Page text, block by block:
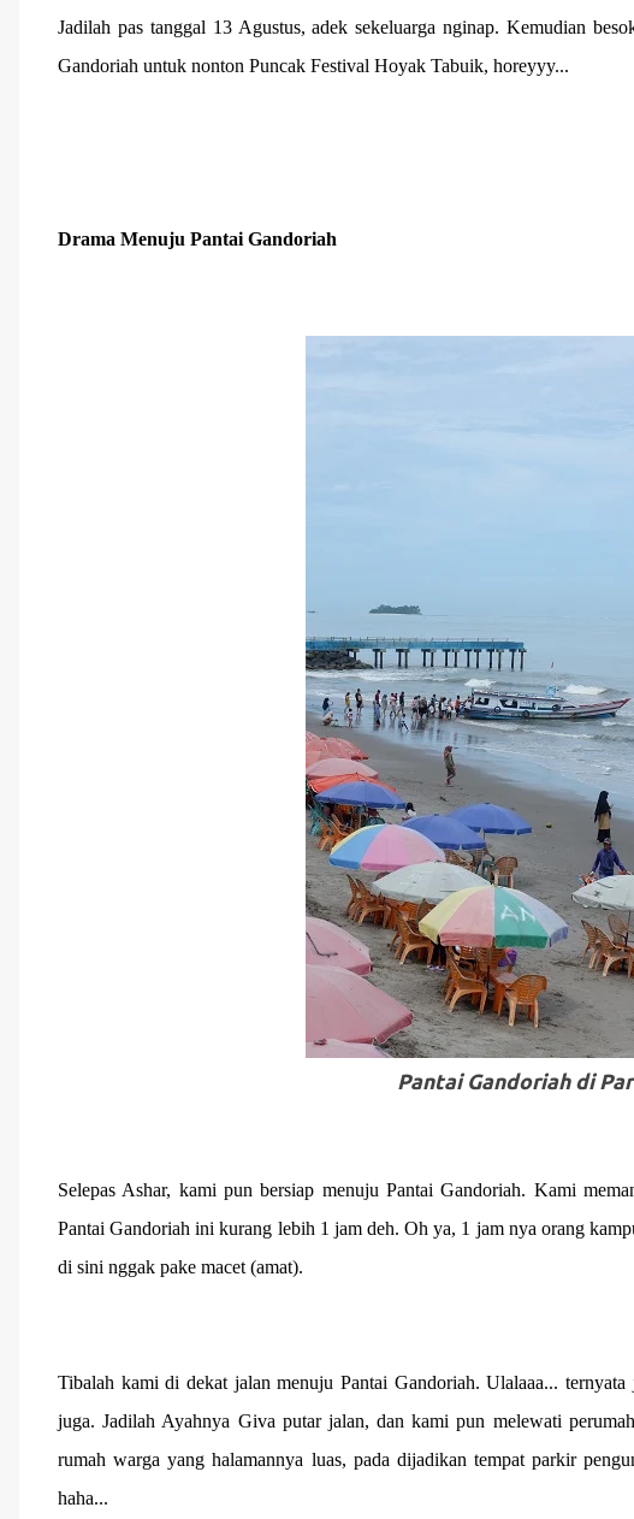
Jadilah pas tanggal 13 Agustus, adek sekeluarga nginap. Kemudian
Gandoriah untuk nonton Puncak Festival Hoyak Tabuik, horeyyy...
Drama Menuju Pantai Gandoriah
Pantai Gandoriah di
Selepas Ashar, kami pun bersiap menuju Pantai Gandoriah. Kami
Pantai Gandoriah ini kurang lebih 1 jam deh. Oh ya, 1 jam nya orang
di sini nggak pake macet (amat).
Tibalah kami di dekat jalan menuju Pantai Gandoriah. Ulalaaa...
juga. Jadilah Ayahnya Giva putar jalan, dan kami pun melewati
rumah warga yang halamannya luas, pada dijadikan tempat parkir
haha...